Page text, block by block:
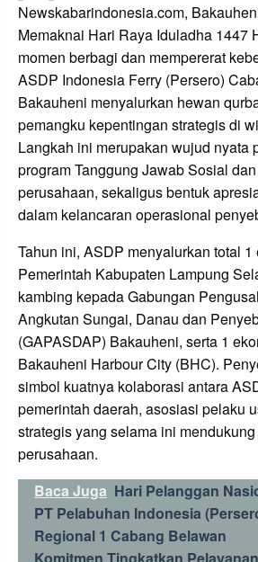
Newskabarindonesia.com,
Memaknai Hari Raya Iduladha 1447
momen berbagi dan mempererat
ASDP Indonesia Ferry (Persero)
Bakauheni menyalurkan hewan
pemangku kepentingan strategis di
Langkah ini merupakan wujud nyata
program Tanggung Jawab Sosial
perusahaan, sekaligus bentuk
dalam kelancaran operasional
Tahun ini, ASDP menyalurkan total
Pemerintah Kabupaten Lampung
kambing kepada Gabungan
Angkutan Sungai, Danau dan
(GAPASDAP) Bakauheni, serta 1
Bakauheni Harbour City (BHC).
simbol kuatnya kolaborasi antara
pemerintah daerah, asosiasi pelaku
strategis yang selama ini
perusahaan.
Baca Juga Hari Pelanggan
PT Pelabuhan Indonesia
Regional 1 Cabang Belawan
Komitmen Tingkatkan Pelayanan